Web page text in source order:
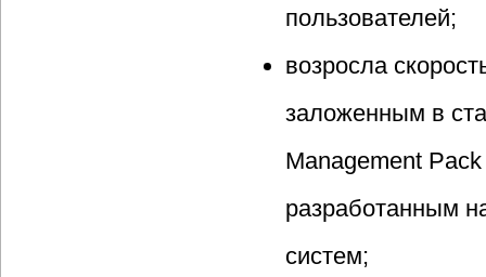
пользователей;
возросла
заложенным в
Management
разработанным
систем;